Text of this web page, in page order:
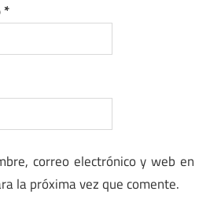
*
correo electrónico y web en
la próxima vez que comente.